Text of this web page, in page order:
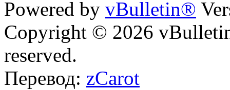
Powered by vBulletin®
Copyright © 2026
reserved.
Перевод: zCarot